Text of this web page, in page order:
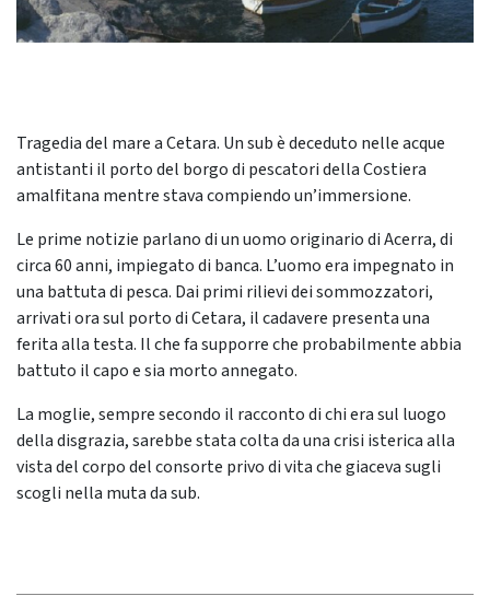
Tragedia del mare a Cetara. Un sub è deceduto nelle acque
antistanti il porto del borgo di pescatori della Costiera
amalfitana mentre stava compiendo un’immersione.
Le prime notizie parlano di un uomo originario di Acerra, di
circa 60 anni, impiegato di banca. L’uomo era impegnato in
una battuta di pesca. Dai primi rilievi dei sommozzatori,
arrivati ora sul porto di Cetara, il cadavere presenta una
ferita alla testa. Il che fa supporre che probabilmente abbia
battuto il capo e sia morto annegato.
La moglie, sempre secondo il racconto di chi era sul luogo
della disgrazia, sarebbe stata colta da una crisi isterica alla
vista del corpo del consorte privo di vita che giaceva sugli
scogli nella muta da sub.